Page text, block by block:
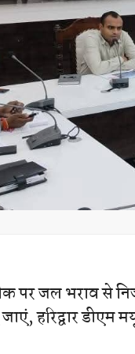
पर जल भराव से
हरिद्वार